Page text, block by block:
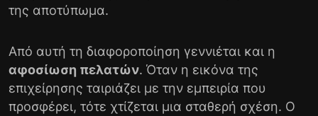
της αποτύπωμα.
Από αυτή τη διαφοροποίηση γεννιέται και η
αφοσίωση πελατών. Όταν η εικόνα της
επιχείρησης ταιριάζει με την εμπειρία που
προσφέρει, τότε χτίζεται μια σταθερή σχέση. Ο